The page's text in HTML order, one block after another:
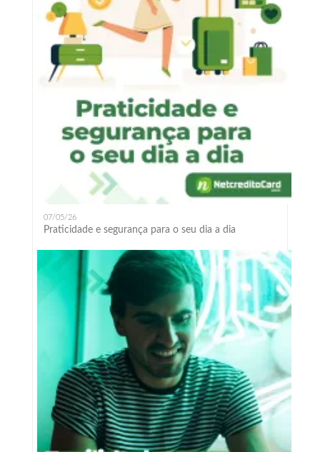
07/05/26
Praticidade e segurança para o seu dia a dia